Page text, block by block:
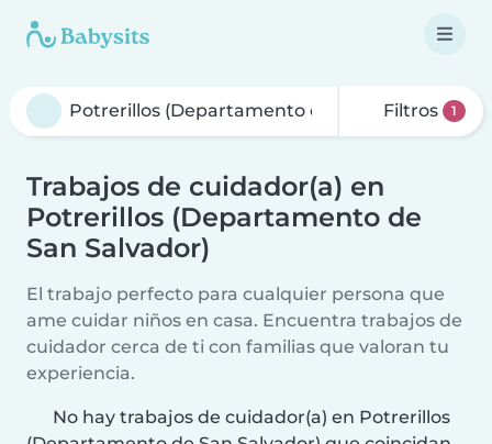
Filtros 1
Trabajos de cuidador(a) en
Potrerillos (Departamento de
San Salvador)
El trabajo perfecto para cualquier persona que
ame cuidar niños en casa. Encuentra trabajos de
cuidador cerca de ti con familias que valoran tu
experiencia.
No hay trabajos de cuidador(a) en Potrerillos